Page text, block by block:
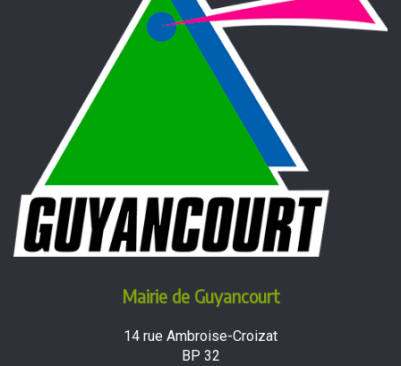
Mairie de Guyancourt
14 rue Ambroise-Croizat
BP 32